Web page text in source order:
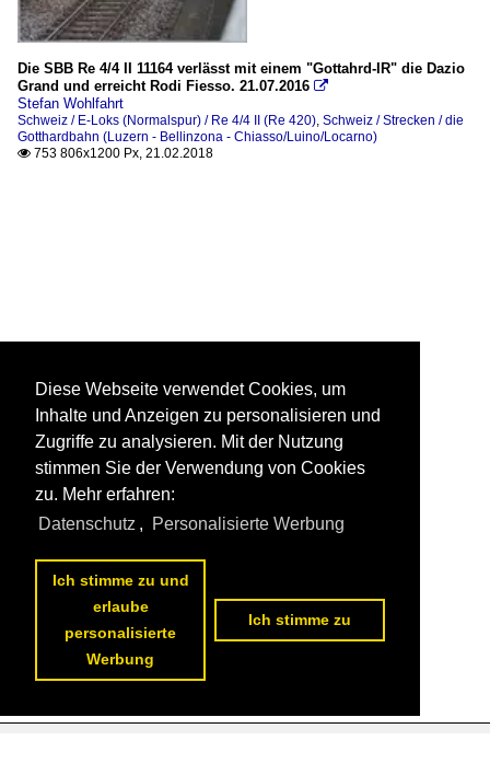
Die SBB Re 4/4 II 11164 verlässt mit einem "Gottahrd-IR" die Dazio
Grand und erreicht Rodi Fiesso. 21.07.2016 
Stefan Wohlfahrt
Schweiz / E-Loks (Normalspur) / Re 4/4 II (Re 420) Schweiz / Strecken / die
Gotthardbahn (Luzern - Bellinzona - Chiasso/Luino/Locarno)
 753 806x1200 Px, 21.02.2018
Diese Webseite verwendet Cookies, um
Inhalte und Anzeigen zu personalisieren und
Zugriffe zu analysieren. Mit der Nutzung
stimmen Sie der Verwendung von Cookies
zu. Mehr erfahren:
Datenschutz , Personalisierte Werbung
Ich stimme zu und
erlaube
personalisierte
Werbung
Ich stimme zu